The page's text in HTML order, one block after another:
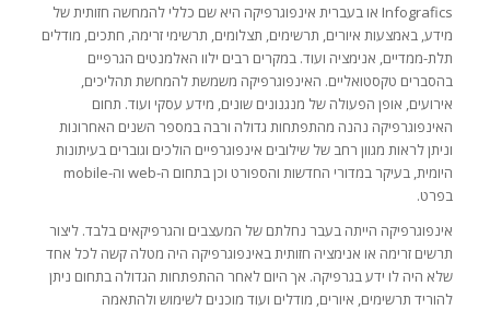
Infografics או בעברית אינפוגרפיקה היא שם כללי להמחשה חזותית של
מידע, באמצעות איורים, תרשימים, תצלומים, תרשימי זרימה, חתכים, מודלים
תלת-ממדיים, אנימציה ועוד. במקרים רבים ילוו האלמנטים הגרפיים
בהסברים טקסטואליים. האינפוגרפיקה משמשת להמחשת תהליכים,
אירועים, אופן הפעולה של מנגנונים שונים, מידע עסקי ועוד. תחום
האינפוגרפיקה נהנה מהתפתחות גדולה ורבה במספר השנים האחרונות
וניתן לראות מגוון רחב של שילובים אינפוגרפיים הולכים וגוברים בעיתונות
היומית, בעיקר במדורי החדשות והספורט וכן בתחום ה-web וה-mobile
בפרט.
אינפוגרפיקה הייתה בעבר נחלתם של המעצבים והגרפיקאים בלבד. ליצור
תרשים זרימה או אנימציה חזותית באינפוגרפיקה היה מטלה קשה לכל אחד
שלא היה לו ידע בגרפיקה. אך היום לאחר ההתפתחות הגדולה בתחום ניתן
להוריד תרשימים, איורים, מודלים ועוד מוכנים לשימוש ולהתאמה